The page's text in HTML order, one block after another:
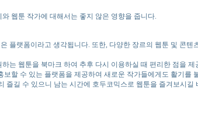
웹툰 작가에 대해서는 좋지 않은 영향을 줍니다.
플랫폼이라고 생각됩니다. 또한, 다양한 장르의 웹툰 및 콘텐
는 웹툰을 북마크 하여 추후 다시 이용하실 때 편리한 점을 제
할 수 있는 플랫폼을 제공하여 새로운 작가들에게도 활기를
길 수 있으니 남는 시간에 호두코믹스로 웹툰을 즐겨보시길